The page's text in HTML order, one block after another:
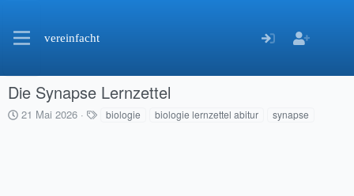
vereinfacht
Die Synapse Lernzettel
C
21 Mai 2026
Sbiologie biologie lernzettel abitur synapse